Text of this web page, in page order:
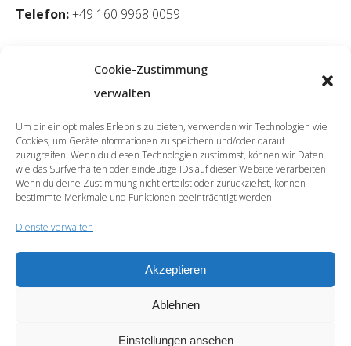
Cookie-Zustimmung
verwalten
Um dir ein optimales Erlebnis zu bieten, verwenden wir Technologien wie
Cookies, um Geräteinformationen zu speichern und/oder darauf
zuzugreifen. Wenn du diesen Technologien zustimmst, können wir Daten
wie das Surfverhalten oder eindeutige IDs auf dieser Website verarbeiten.
Wenn du deine Zustimmung nicht erteilst oder zurückziehst, können
bestimmte Merkmale und Funktionen beeinträchtigt werden.
Dienste verwalten
Akzeptieren
Ablehnen
Einstellungen ansehen
Telefon:+49 160 9968 0059
© 2026 | SprachCafé Polnisch
Archiv Datenschutzerklärung